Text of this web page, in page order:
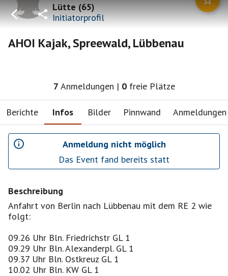
Lütte(65)
Initiatorprofil
AHOI Kajak, Spreewald, Lübbenau
7 Anmeldungen | 0 freie Plätze
Berichte Infos Bilder Pinnwand Anmeldungen
Anmeldung nicht möglich
Das Event fand bereits statt
Beschreibung
Anfahrt von Berlin nach Lübbenau mit dem RE 2 wie
folgt:
09.26 Uhr Bln. Friedrichstr GL 1
09.29 Uhr Bln. Alexanderpl. GL 1
09.37 Uhr Bln. Ostkreuz GL 1
10.02 Uhr Bln. KW GL 1